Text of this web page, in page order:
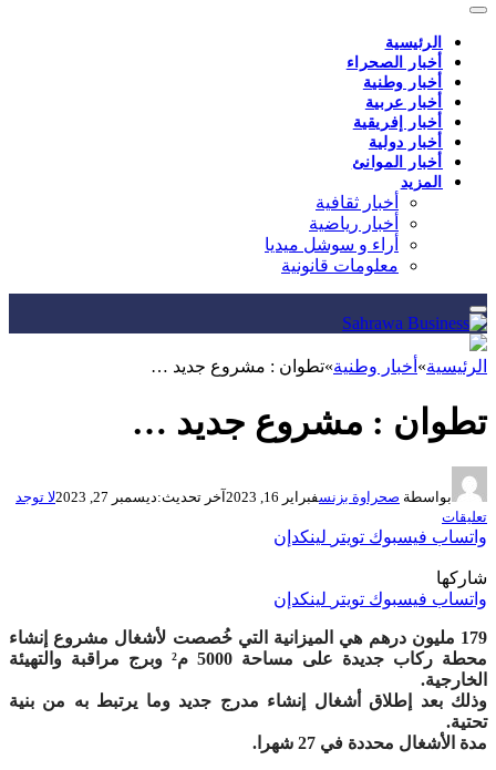
الرئيسية
أخبار الصحراء
أخبار وطنية
أخبار عربية
أخبار إفريقية
أخبار دولية
أخبار الموانئ
المزيد
أخبار ثقافية
أخبار رياضية
أراء و سوشل ميديا
معلومات قانونية
الرئيسية» أخبار وطنية»تطوان : مشروع جديد …
تطوان : مشروع جديد …
بواسطة صحراوة بزنسفبراير 16, 2023 آخر تحديث:ديسمبر 27, 2023
لا توجد
تعليقات
واتساب فيسبوك تويتر لينكدإن
شاركها
واتساب فيسبوك تويتر لينكدإن
179 مليون درهم هي الميزانية التي خُصصت لأشغال مشروع إنشاء
محطة ركاب جديدة على مساحة 5000 م² وبرج مراقبة والتهيئة
الخارجية.
وذلك بعد إطلاق أشغال إنشاء مدرج جديد وما يرتبط به من بنية
تحتية.
مدة الأشغال محددة في 27 شهرا
.